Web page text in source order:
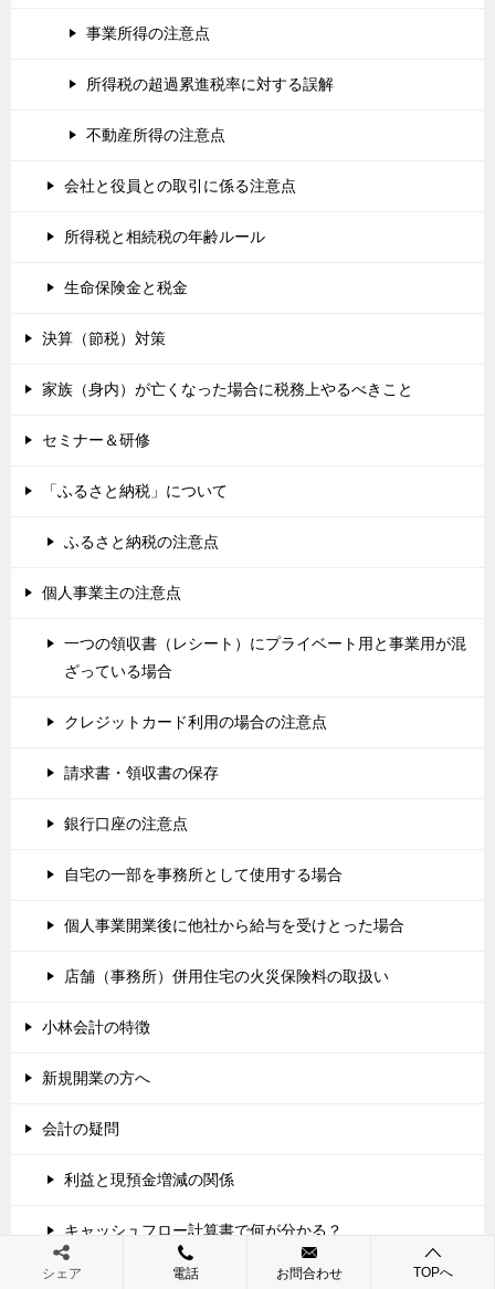
事業所得の注意点
所得税の超過累進税率に対する誤解
不動産所得の注意点
会社と役員との取引に係る注意点
所得税と相続税の年齢ルール
生命保険金と税金
決算（節税）対策
家族（身内）が亡くなった場合に税務上やるべきこと
セミナー＆研修
「ふるさと納税」について
ふるさと納税の注意点
個人事業主の注意点
一つの領収書（レシート）にプライベート用と事業用が混
ざっている場合
クレジットカード利用の場合の注意点
請求書・領収書の保存
銀行口座の注意点
自宅の一部を事務所として使用する場合
個人事業開業後に他社から給与を受けとった場合
店舗（事務所）併用住宅の火災保険料の取扱い
小林会計の特徴
新規開業の方へ
会計の疑問
利益と現預金増減の関係
キャッシュフロー計算書で何が分かる？
会計・税務用語解説
シェア 電話 お問合わせ TOPへ